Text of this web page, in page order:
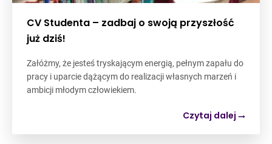
CV Studenta – zadbaj o swoją przyszłość
już dziś!
Załóżmy, że jesteś tryskającym energią, pełnym zapału do
pracy i uparcie dążącym do realizacji własnych marzeń i
ambicji młodym człowiekiem.
Czytaj dalej